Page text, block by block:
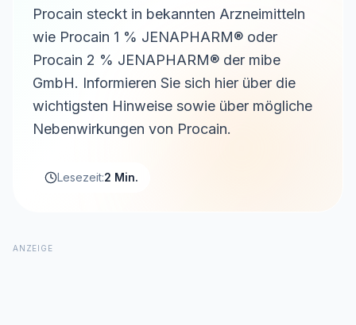
Procain steckt in bekannten Arzneimitteln
wie Procain 1 % JENAPHARM® oder
Procain 2 % JENAPHARM® der mibe
GmbH. Informieren Sie sich hier über die
wichtigsten Hinweise sowie über mögliche
Nebenwirkungen von Procain.
Lesezeit:2 Min.
ANZEIGE